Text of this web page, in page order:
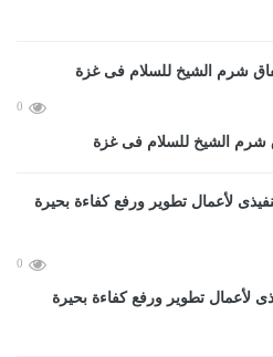
0
شرم الشيخ للسلام فى غزة
0
لأعمال تطوير ورفع كفاءة بحيرة